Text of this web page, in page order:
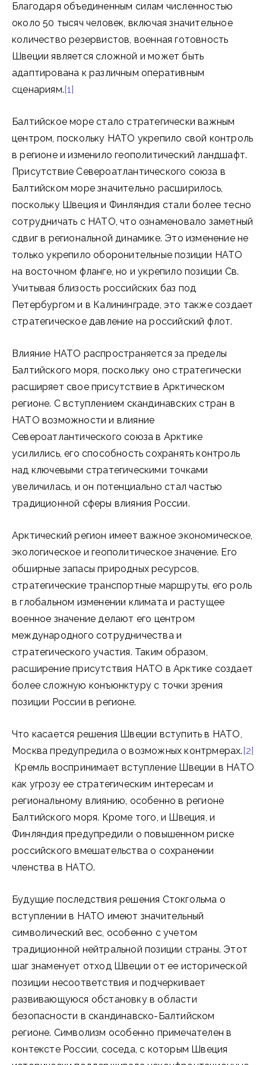
Благодаря объединенным силам численностью
около 50 тысяч человек, включая значительное
количество резервистов, военная готовность
Швеции является сложной и может быть
адаптирована к различным оперативным
сценариям.[1]
Балтийское море стало стратегически важным
центром, поскольку НАТО укрепило свой контроль
в регионе и изменило геополитический ландшафт.
Присутствие Североатлантического союза в
Балтийском море значительно расширилось,
поскольку Швеция и Финляндия стали более тесно
сотрудничать с НАТО, что ознаменовало заметный
сдвиг в региональной динамике. Это изменение не
только укрепило оборонительные позиции НАТО
на восточном фланге, но и укрепило позиции Св.
Учитывая близость российских баз под
Петербургом и в Калининграде, это также создает
стратегическое давление на российский флот.
Влияние НАТО распространяется за пределы
Балтийского моря, поскольку оно стратегически
расширяет свое присутствие в Арктическом
регионе. С вступлением скандинавских стран в
НАТО возможности и влияние
Североатлантического союза в Арктике
усилились, его способность сохранять контроль
над ключевыми стратегическими точками
увеличилась, и он потенциально стал частью
традиционной сферы влияния России.
Арктический регион имеет важное экономическое,
экологическое и геополитическое значение. Его
обширные запасы природных ресурсов,
стратегические транспортные маршруты, его роль
в глобальном изменении климата и растущее
военное значение делают его центром
международного сотрудничества и
стратегического участия. Таким образом,
расширение присутствия НАТО в Арктике создает
более сложную конъюнктуру с точки зрения
позиции России в регионе.
Что касается решения Швеции вступить в НАТО,
Москва предупредила о возможных контрмерах.[2]
Кремль воспринимает вступление Швеции в НАТО
как угрозу ее стратегическим интересам и
региональному влиянию, особенно в регионе
Балтийского моря. Кроме того, и Швеция, и
Финляндия предупредили о повышенном риске
российского вмешательства о сохранении
членства в НАТО.
Будущие последствия решения Стокгольма о
вступлении в НАТО имеют значительный
символический вес, особенно с учетом
традиционной нейтральной позиции страны. Этот
шаг знаменует отход Швеции от ее исторической
позиции несоответствия и подчеркивает
развивающуюся обстановку в области
безопасности в скандинавско-Балтийском
регионе. Символизм особенно примечателен в
контексте России, соседа, с которым Швеция